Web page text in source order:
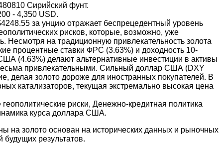
Сирийский фунт.
- 4,350 USD.
за унцию отражает беспрецедентный уровень
рисков, которые, возможно, уже
Несмотря на традиционную привлекательность золота
процентные ставки ФРС (3.63%) и доходность 10-
(4.63%) делают альтернативные инвестиции в активы
привлекательными. Сильный доллар США (DXY
делая золото дороже для иностранных покупателей. В
катализаторов, текущая экстремально высокая цена
риски, Денежно-кредитная политика
курса доллара США.
на золото основан на исторических данных и рыночных
будущих результатов.